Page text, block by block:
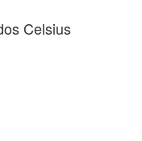
Celsius